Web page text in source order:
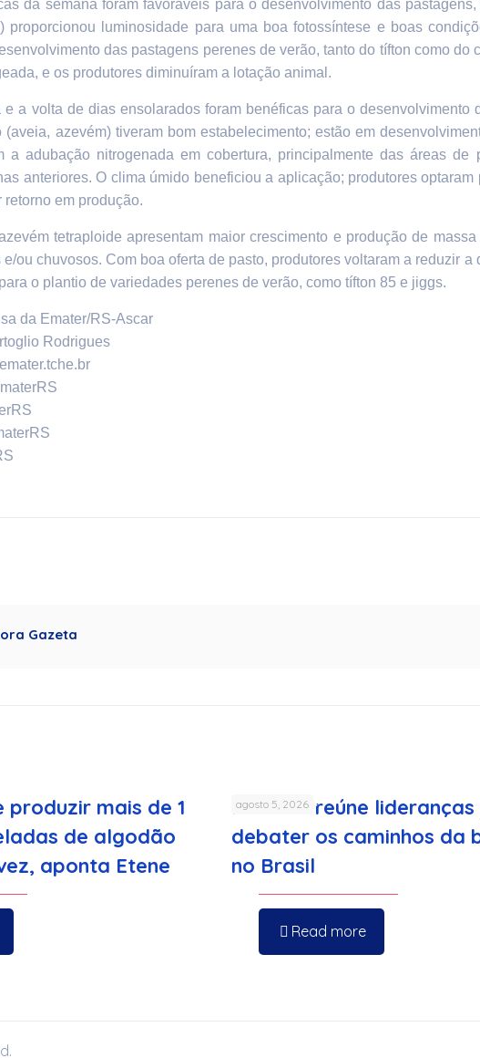
da semana foram favoráveis para o desenvolvimento das
proporcionou luminosidade para uma boa fotossíntese e boas
das pastagens perenes de verão, tanto do tífton como
e os produtores diminuíram a lotação animal.
e a volta de dias ensolarados foram benéficas para o
(aveia, azevém) tiveram bom estabelecimento; estão em
a adubação nitrogenada em cobertura, principalmente das áreas
anteriores. O clima úmido beneficiou a aplicação; produtores
em produção.
tetraploide apresentam maior crescimento e produção de
ou chuvosos. Com boa oferta de pasto, produtores voltaram a reduzir
o plantio de variedades perenes de verão, como tífton 85 e jiggs.
da Emater/RS-Ascar
Rodrigues
Gazeta
mais de 1
de algodão
aponta Etene
agosto 5, 2026
FenaBio reúne
debater os caminhos da
no Brasil
Read more